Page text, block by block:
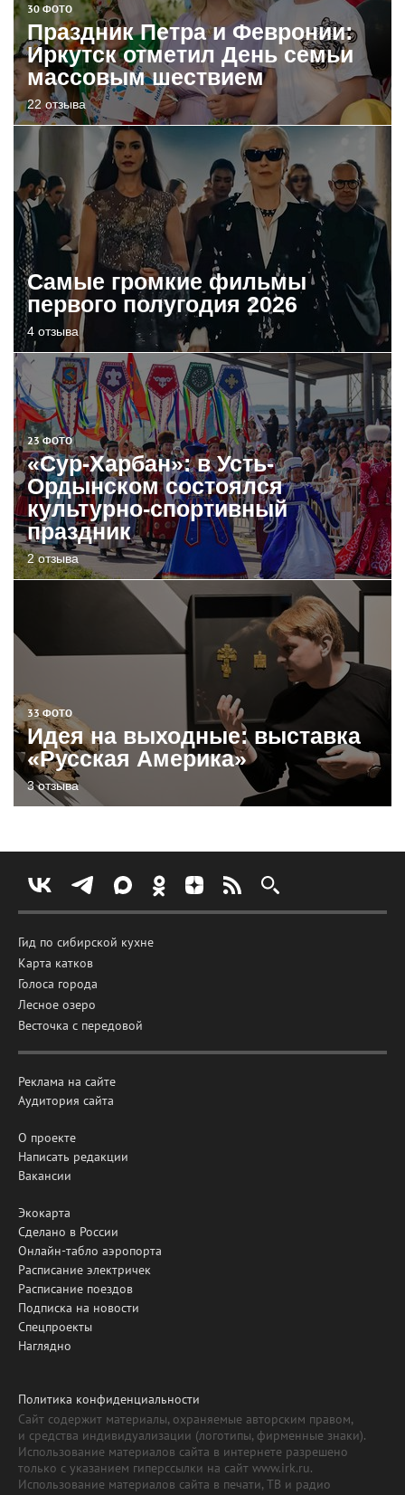
30 ФОТО
Праздник Петра и Февронии:
Иркутск отметил День семьи
массовым шествием
22 отзыва
Самые громкие фильмы
первого полугодия 2026
4 отзыва
23 ФОТО
«Сур-Харбан»: в Усть-
Ордынском состоялся
культурно-спортивный
праздник
2 отзыва
33 ФОТО
Идея на выходные: выставка
«Русская Америка»
3 отзыва
Гид по сибирской кухне
Карта катков
Голоса города
Лесное озеро
Весточка с передовой
Реклама на сайте
Аудитория сайта
О проекте
Написать редакции
Вакансии
Экокарта
Сделано в России
Онлайн-табло аэропорта
Расписание электричек
Расписание поездов
Подписка на новости
Спецпроекты
Наглядно
Политика конфиденциальности
Сайт содержит материалы, охраняемые авторским правом,
и средства индивидуализации (логотипы, фирменные знаки).
Использование материалов сайта в интернете разрешено
только с указанием гиперссылки на сайт www.irk.ru.
Использование материалов сайта в печати, ТВ и радио